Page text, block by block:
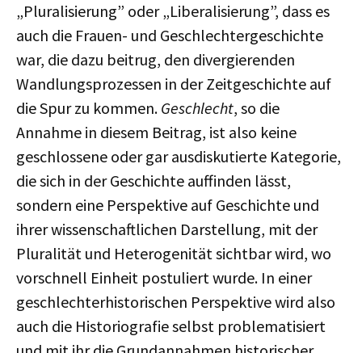
„Pluralisierung” oder „Liberalisierung”, dass es
auch die Frauen- und Geschlechtergeschichte
war, die dazu beitrug, den divergierenden
Wandlungsprozessen in der Zeitgeschichte auf
die Spur zu kommen. Geschlecht, so die
Annahme in diesem Beitrag, ist also keine
geschlossene oder gar ausdiskutierte Kategorie,
die sich in der Geschichte auffinden lässt,
sondern eine Perspektive auf Geschichte und
ihrer wissenschaftlichen Darstellung, mit der
Pluralität und Heterogenität sichtbar wird, wo
vorschnell Einheit postuliert wurde. In einer
geschlechterhistorischen Perspektive wird also
auch die Historiografie selbst problematisiert